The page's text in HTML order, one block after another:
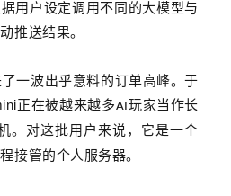
用户设定调用不同的大模型与
推送结果。
了一波出乎意料的订单高峰。于
正在被越来越多AI玩家当作长
。对这批用户来说，它是一个
接管的个人服务器。